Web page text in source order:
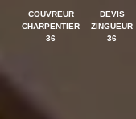
COUVREUR
CHARPENTIER
36
DEVIS
ZINGUEUR
36